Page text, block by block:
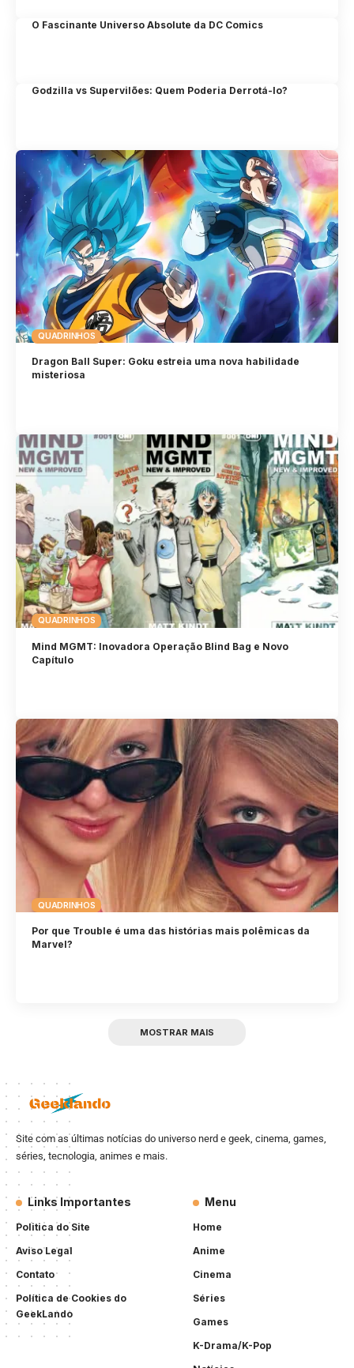
O Fascinante Universo Absolute da DC Comics
Godzilla vs Supervilões: Quem Poderia Derrotá-lo?
QUADRINHOS
Dragon Ball Super: Goku estreia uma nova habilidade
misteriosa
QUADRINHOS
Mind MGMT: Inovadora Operação Blind Bag e Novo
Capítulo
QUADRINHOS
Por que Trouble é uma das histórias mais polêmicas da
Marvel?
MOSTRAR MAIS
Site com as últimas notícias do universo nerd e geek, cinema, games,
séries, tecnologia, animes e mais.
Links Importantes
Politica do Site
Aviso Legal
Contato
Política de Cookies do
GeekLando
Menu
Home
Anime
Cinema
Séries
Games
K-Drama/K-Pop